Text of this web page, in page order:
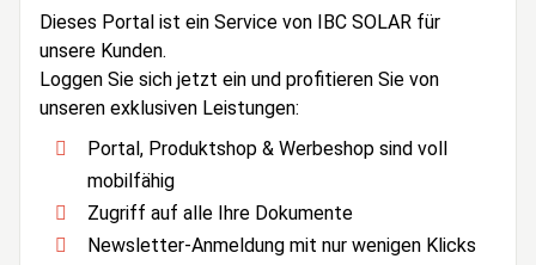
Dieses Portal ist ein Service von IBC SOLAR für
unsere Kunden.
Loggen Sie sich jetzt ein und profitieren Sie von
unseren exklusiven Leistungen:
Portal, Produktshop & Werbeshop sind voll
mobilfähig
Zugriff auf alle Ihre Dokumente
Newsletter-Anmeldung mit nur wenigen Klicks